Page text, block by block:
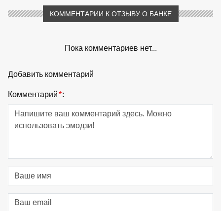
КОММЕНТАРИИ К ОТЗЫВУ О БАНКЕ
Пока комментариев нет...
Добавить комментарий
Комментарий*: